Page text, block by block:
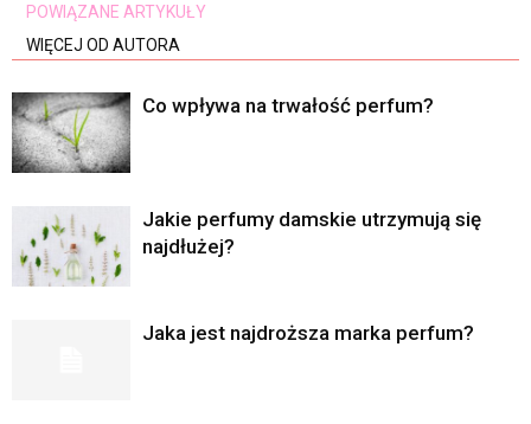
POWIĄZANE ARTYKUŁY
WIĘCEJ OD AUTORA
Co wpływa na trwałość perfum?
Jakie perfumy damskie utrzymują się
najdłużej?
Jaka jest najdroższa marka perfum?